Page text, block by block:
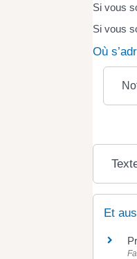
Si vous
Si vous
Où
Et